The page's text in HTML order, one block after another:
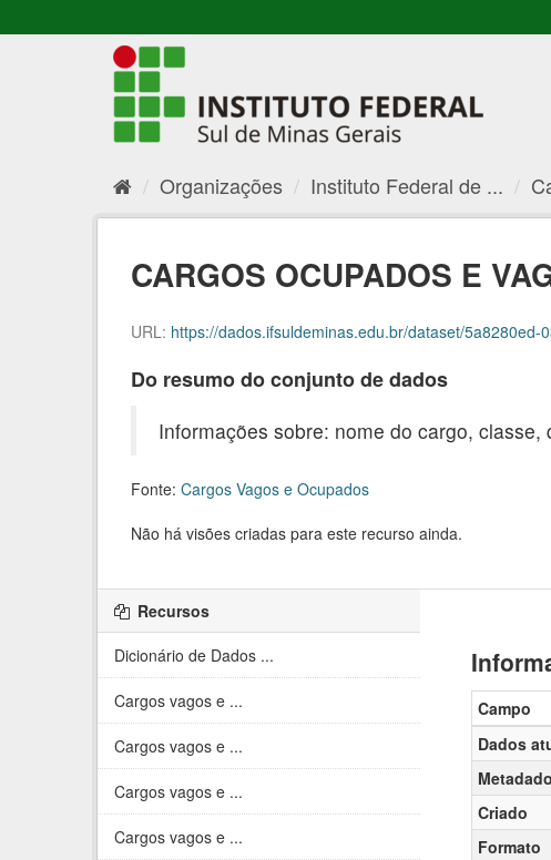
Organizações Instituto Federal de ...
CARGOS OCUPADOS E
URL: https://dados.ifsuldeminas.edu.br/dataset/5a8280ed-031b-
Do resumo do conjunto de dados
Informações sobre: nome do cargo,
Fonte: Cargos Vagos e Ocupados
Não há visões criadas para este recurso ainda.
Recursos
Dicionário de Dados ...
Cargos vagos e ...
Cargos vagos e ...
Cargos vagos e ...
Cargos vagos e ...
Campo
Dados
Criado
Formato